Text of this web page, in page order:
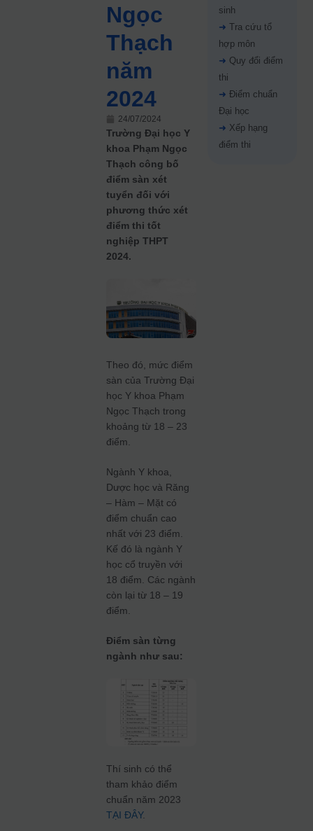
Ngọc
Thạch
năm
2024
24/07/2024
Trường Đại học Y
khoa Phạm Ngọc
Thạch công bố
điểm sàn xét
tuyển đối với
phương thức xét
điểm thi tốt
nghiệp THPT
2024.
Theo đó, mức điểm
sàn của Trường Đại
học Y khoa Phạm
Ngọc Thạch trong
khoảng từ 18 – 23
điểm.
Ngành Y khoa,
Dược học và Răng
– Hàm – Mặt có
điểm chuẩn cao
nhất với 23 điểm.
Kế đó là ngành Y
học cổ truyền với
18 điểm. Các ngành
còn lại từ 18 – 19
điểm.
Điểm sàn từng
ngành như sau:
Thí sinh có thể
tham khảo điểm
chuẩn năm 2023
TẠI ĐÂY.
sinh
➜ Tra cứu tổ
hợp môn
➜ Quy đổi điểm
thi
➜ Điểm chuẩn
Đại học
➜ Xếp hạng
điểm thi